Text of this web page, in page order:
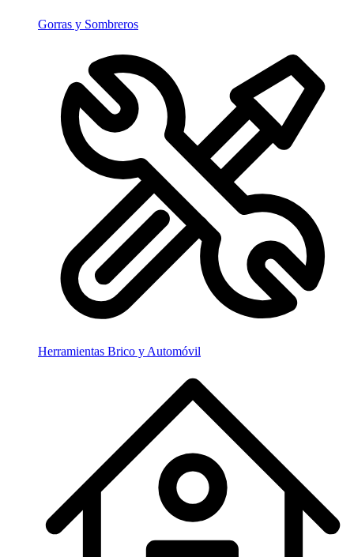
Gorras y Sombreros
Herramientas Brico y Automóvil